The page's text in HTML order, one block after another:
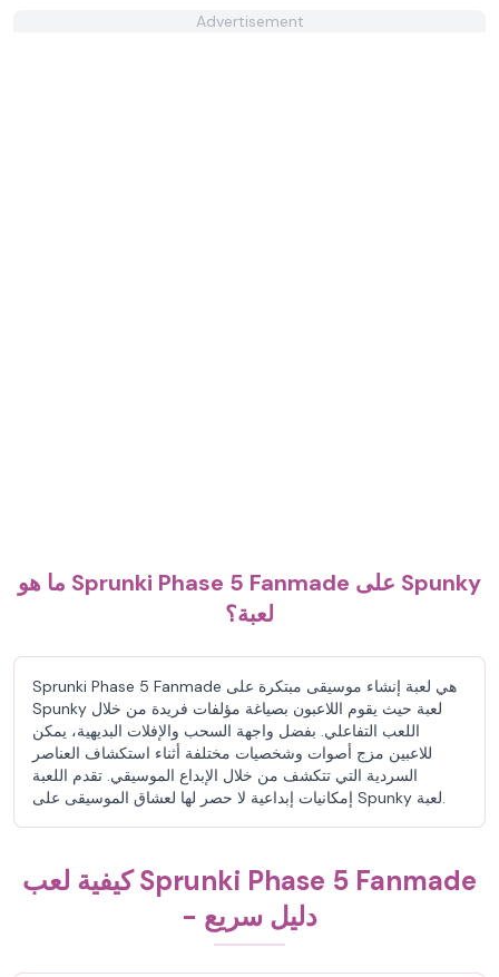
Advertisement
ما هو Sprunki Phase 5 Fanmade على Spunky
لعبة؟
Sprunki Phase 5 Fanmade هي لعبة إنشاء موسيقى مبتكرة على
Spunky لعبة حيث يقوم اللاعبون بصياغة مؤلفات فريدة من خلال
اللعب التفاعلي. بفضل واجهة السحب والإفلات البديهية، يمكن
للاعبين مزج أصوات وشخصيات مختلفة أثناء استكشاف العناصر
السردية التي تتكشف من خلال الإبداع الموسيقي. تقدم اللعبة
إمكانيات إبداعية لا حصر لها لعشاق الموسيقى على Spunky لعبة.
كيفية لعب Sprunki Phase 5 Fanmade
- دليل سريع